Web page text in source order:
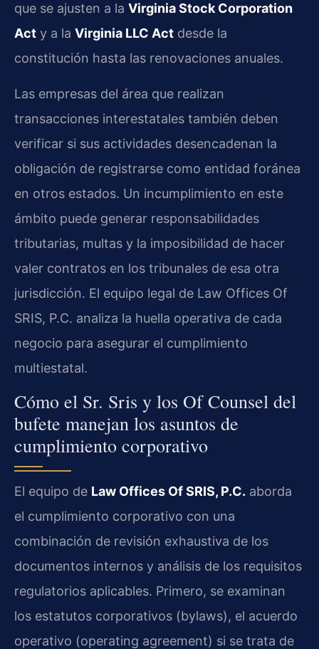
que se ajusten a la Virginia Stock Corporation
Act y a la Virginia LLC Act desde la
constitución hasta las renovaciones anuales.
Las empresas del área que realizan
transacciones interestatales también deben
verificar si sus actividades desencadenan la
obligación de registrarse como entidad foránea
en otros estados. Un incumplimiento en este
ámbito puede generar responsabilidades
tributarias, multas y la imposibilidad de hacer
valer contratos en los tribunales de esa otra
jurisdicción. El equipo legal de Law Offices Of
SRIS, P.C. analiza la huella operativa de cada
negocio para asegurar el cumplimiento
multiestatal.
Cómo el Sr. Sris y los Of Counsel del
bufete manejan los asuntos de
cumplimiento corporativo
El equipo de Law Offices Of SRIS, P.C. aborda
el cumplimiento corporativo con una
combinación de revisión exhaustiva de los
documentos internos y análisis de los requisitos
regulatorios aplicables. Primero, se examinan
los estatutos corporativos (bylaws), el acuerdo
operativo (operating agreement) si se trata de